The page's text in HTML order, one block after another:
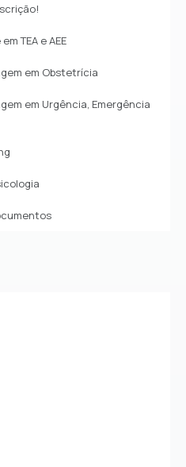
TEA e AEE
em Obstetrícia
em Urgência, Emergência